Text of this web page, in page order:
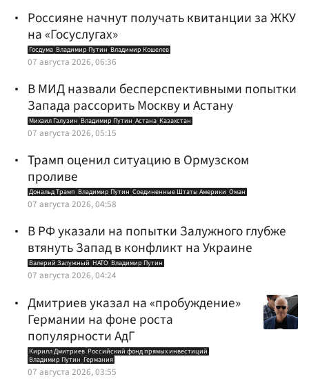
Россияне начнут получать квитанции за ЖКУ
на «Госуслугах»
Госдума Владимир Путин Владимир Кошелев
07 августа 2026, 06:36
В МИД назвали бесперспективными попытки
Запада рассорить Москву и Астану
Михаил Галузин Владимир Путин Астана Казахстан
07 августа 2026, 05:15
Трамп оценил ситуацию в Ормузском
проливе
Дональд Трамп Владимир Путин Соединенные Штаты Америки Оман
07 августа 2026, 04:58
В РФ указали на попытки Залужного глубже
втянуть Запад в конфликт на Украине
Валерий Залужный НАТО Владимир Путин
07 августа 2026, 04:24
Дмитриев указал на «пробуждение»
Германии на фоне роста
популярности АдГ
Кирилл Дмитриев Российский фонд прямых инвестиций
Владимир Путин Германия
07 августа 2026, 03:55